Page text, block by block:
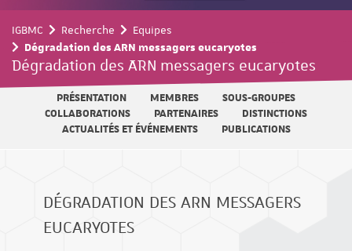
IGBMC Recherche
Equipes
Dégradation des ARN messagers eucaryotes
Dégradation des ARN messagers eucaryotes
PRÉSENTATION MEMBRES
SOUS-GROUPES
COLLABORATIONS
PARTENAIRES
DISTINCTIONS
ACTUALITÉS ET ÉVÉNEMENTS
PUBLICATIONS
DÉGRADATION DES ARN MESSAGERS
EUCARYOTES